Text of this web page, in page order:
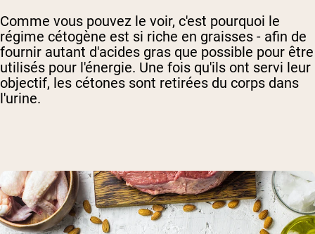
Comme vous pouvez le voir, c'est pourquoi le
régime cétogène est si riche en graisses - afin de
fournir autant d'acides gras que possible pour être
utilisés pour l'énergie. Une fois qu'ils ont servi leur
objectif, les cétones sont retirées du corps dans
l'urine.